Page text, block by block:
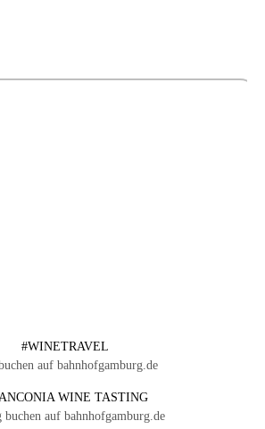
#WINETRAVEL
auf bahnhofgamburg.de
WINE TASTING
buchen auf bahnhofgamburg.de